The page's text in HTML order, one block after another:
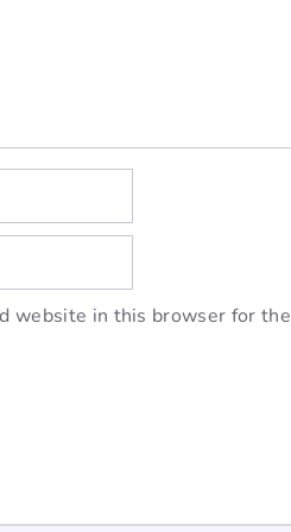
website in this browser for